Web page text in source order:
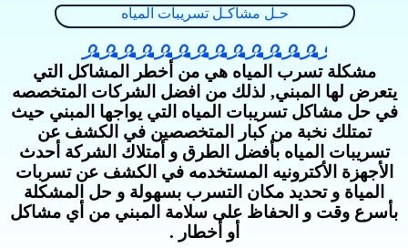
حـل مشاكـل تسريبات المياه
مشكلة تسرب المياه هي من أخطر المشاكل التي
يتعرض لها المبني, لذلك من افضل الشركات المتخصصه
في حل مشاكل تسريبات المياه التي يواجها المبني حيث
تمتلك نخبة من كبار المتخصصين في الكشف عن
تسريبات المياه بأفضل الطرق و أمتلاك الشركة أحدث
الأجهزة الأكترونيه المستخدمه في الكشف عن تسربات
المياة و تحديد مكان التسرب بسهولة و حل المشكلة
بأسرع وقت و الحفاظ على سلامة المبني من أي مشاكل
أو أخطار .